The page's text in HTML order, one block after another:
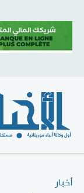
أخبار